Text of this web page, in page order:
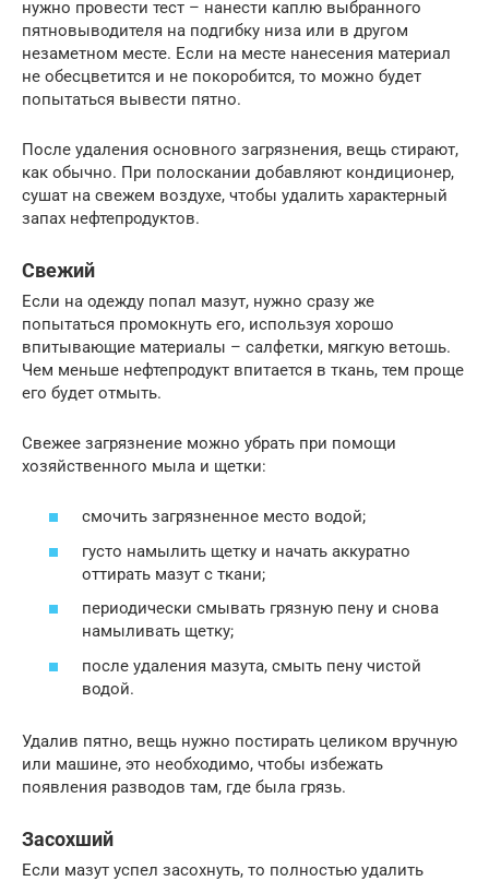
нужно провести тест – нанести каплю выбранного
пятновыводителя на подгибку низа или в другом
незаметном месте. Если на месте нанесения материал
не обесцветится и не покоробится, то можно будет
попытаться вывести пятно.
После удаления основного загрязнения, вещь стирают,
как обычно. При полоскании добавляют кондиционер,
сушат на свежем воздухе, чтобы удалить характерный
запах нефтепродуктов.
Свежий
Если на одежду попал мазут, нужно сразу же
попытаться промокнуть его, используя хорошо
впитывающие материалы – салфетки, мягкую ветошь.
Чем меньше нефтепродукт впитается в ткань, тем проще
его будет отмыть.
Свежее загрязнение можно убрать при помощи
хозяйственного мыла и щетки:
смочить загрязненное место водой;
густо намылить щетку и начать аккуратно
оттирать мазут с ткани;
периодически смывать грязную пену и снова
намыливать щетку;
после удаления мазута, смыть пену чистой
водой.
Удалив пятно, вещь нужно постирать целиком вручную
или машине, это необходимо, чтобы избежать
появления разводов там, где была грязь.
Засохший
Если мазут успел засохнуть, то полностью удалить